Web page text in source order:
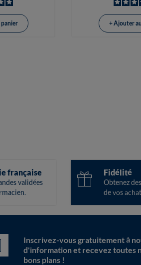
+ Ajouter
française
validées
Fidélité
Obtenez
de vos
Inscrivez-vous gratuitement à
d'information et recevez toutes
bons plans !